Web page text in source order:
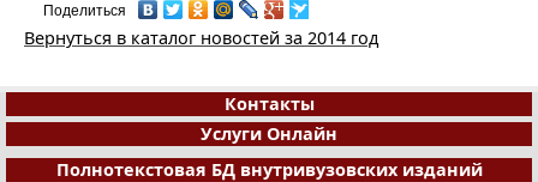
Поделиться
Вернуться в каталог новостей за 2014 год
Контакты
Услуги Онлайн
Полнотекстовая БД внутривузовских изданий